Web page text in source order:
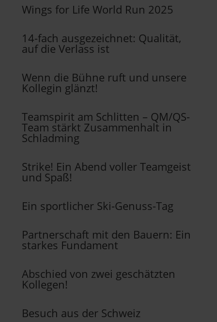
Wings for Life World Run 2025
14-fach ausgezeichnet: Qualität,
auf die Verlass ist
Wenn die Bühne ruft und unsere
Kollegin glänzt!
Teamspirit am Schlitten – QM/QS-
Team stärkt Zusammenhalt in
Schladming
Strike! Ein Abend voller Teamgeist
und Spaß!
Ein sportlicher Ski-Genuss-Tag
Partnerschaft mit den Bauern: Ein
starkes Fundament
Abschied von zwei geschätzten
Kollegen!
Besuch aus der Schweiz